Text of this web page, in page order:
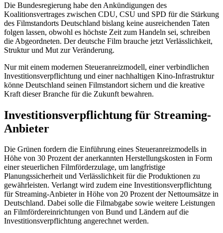
Die Bundesregierung habe den Ankündigungen des
Koalitionsvertrages zwischen CDU, CSU und SPD für die Stärkung
des Filmstandorts Deutschland bislang keine ausreichenden Taten
folgen lassen, obwohl es höchste Zeit zum Handeln sei, schreiben
die Abgeordneten. Der deutsche Film brauche jetzt Verlässlichkeit,
Struktur und Mut zur Veränderung.
Nur mit einem modernen Steueranreizmodell, einer verbindlichen
Investitionsverpflichtung und einer nachhaltigen Kino-Infrastruktur
könne Deutschland seinen Filmstandort sichern und die kreative
Kraft dieser Branche für die Zukunft bewahren.
Investitionsverpflichtung für Streaming-
Anbieter
Die Grünen fordern die Einführung eines Steueranreizmodells in
Höhe von 30 Prozent der anerkannten Herstellungskosten in Form
einer steuerlichen Filmförderzulage, um langfristige
Planungssicherheit und Verlässlichkeit für die Produktionen zu
gewährleisten. Verlangt wird zudem eine Investitionsverpflichtung
für Streaming-Anbieter in Höhe von 20 Prozent der Nettoumsätze in
Deutschland. Dabei solle die Filmabgabe sowie weitere Leistungen
an Filmfördereinrichtungen von Bund und Ländern auf die
Investitionsverpflichtung angerechnet werden.